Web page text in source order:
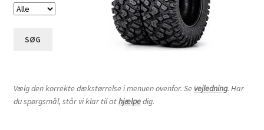
22×10-12″
23×8-12″
23×10.5-12″
SØG
Vælg den korrekte dækstørrelse i menuen ovenfor. Se vejledning. Har
du spørgsmål, står vi klar til athjælpedig.